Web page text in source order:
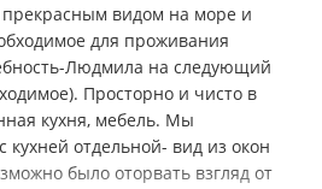
прекрасным видом на море и
для проживания
Людмила на следующий
Просторно и чисто в
кухня, мебель. Мы
кухней отдельной- вид из окон
было оторвать взгляд от